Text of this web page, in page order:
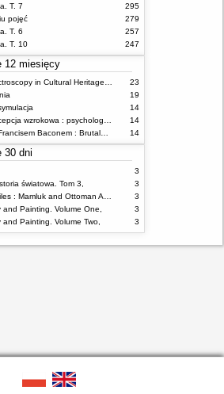
T. 7
295
pojęć
279
T. 6
257
T. 10
247
12 miesięcy
23
19
14
14
14
30 dni
3
światowa. Tom 3,
3
3
and Painting. Volume One,
3
Painting. Volume Two,
3